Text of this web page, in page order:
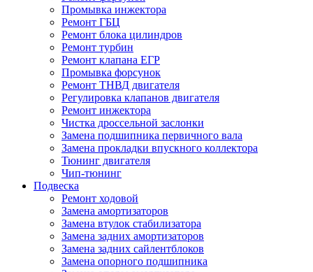
Промывка инжектора
Ремонт ГБЦ
Ремонт блока цилиндров
Ремонт турбин
Ремонт клапана ЕГР
Промывка форсунок
Ремонт ТНВД двигателя
Регулировка клапанов двигателя
Ремонт инжектора
Чистка дроссельной заслонки
Замена подшипника первичного вала
Замена прокладки впускного коллектора
Тюнинг двигателя
Чип-тюнинг
Подвеска
Ремонт ходовой
Замена амортизаторов
Замена втулок стабилизатора
Замена задних амортизаторов
Замена задних сайлентблоков
Замена опорного подшипника